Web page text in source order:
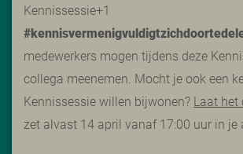
Kennissessie+1
medewerkers mogen tijdens deze
collega meenemen. Mocht je ook een
Kennissessie willen bijwonen? Laat het
zet alvast 14 april vanaf 17:00 uur in je